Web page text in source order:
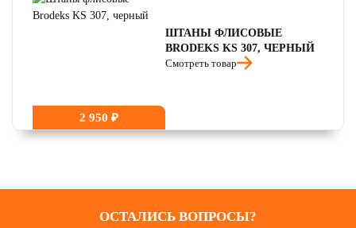
2 950 ₽
ШТАНЫ ФЛИСОВЫЕ
BRODEKS KS 307, ЧЕРНЫЙ
Смотреть товар
ОСТАЛИСЬ ВОПРОСЫ?